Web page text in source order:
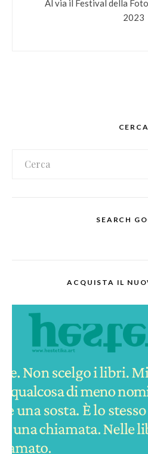
Al via il Festival della
2023
CERCA
SEARCH
ACQUISTA IL